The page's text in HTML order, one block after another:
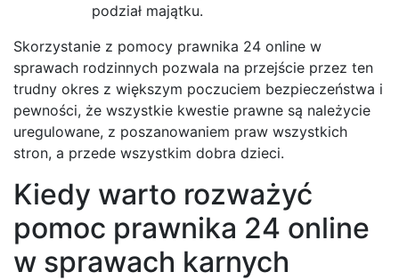
podział majątku.
Skorzystanie z pomocy prawnika 24 online w
sprawach rodzinnych pozwala na przejście przez ten
trudny okres z większym poczuciem bezpieczeństwa i
pewności, że wszystkie kwestie prawne są należycie
uregulowane, z poszanowaniem praw wszystkich
stron, a przede wszystkim dobra dzieci.
Kiedy warto rozważyć
pomoc prawnika 24 online
w sprawach karnych